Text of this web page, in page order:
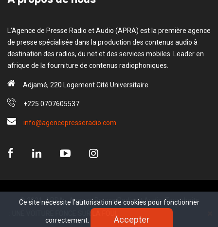
VOITURE FONCE SUR LA FOULE LORS D’UNE PARADE DE NOËL, AU
Ce site nécessite l'autorisation de cookies pour fonctionner
correctement. Accepter
L’Agence de Presse Radio et Audio (APRA) est la première agence
de presse spécialisée dans la production des contenus audio à
destination des radios, du net et des services mobiles. Leader en
afrique de la fourniture de contenus radiophoniques.
Adjamé, 220 Logement Cité Universitaire
+225 0707605537
info@agencepresseradio.com
© 2021, APRA - Agence Presse Radio et Audio. Tous droits
www.sectester.io
Ce site nécessite l'autorisation de cookies pour fonctionner
correctement. Accepter